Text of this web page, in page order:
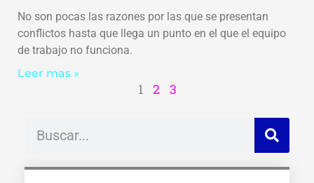
No son pocas las razones por las que se presentan
conflictos hasta que llega un punto en el que el equipo
de trabajo no funciona.
Leer mas »
1 2 3